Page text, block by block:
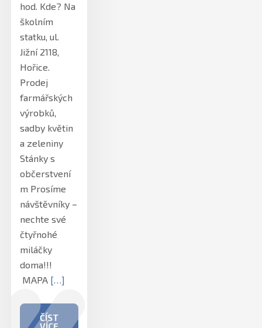
hod. Kde? Na
školním
statku, ul.
Jižní 2118,
Hořice.
Prodej
farmářských
výrobků,
sadby květin
a zeleniny
Stánky s
občerstvení
m Prosíme
návštěvníky –
nechte své
čtyřnohé
miláčky
doma!!!
MAPA […]
ČÍST